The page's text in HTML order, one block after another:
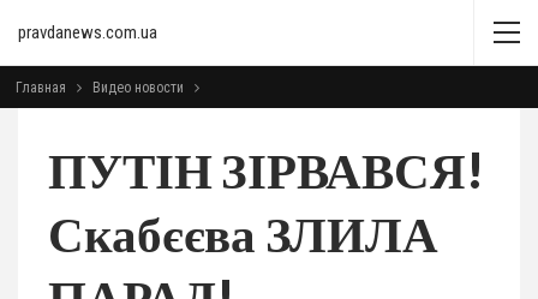
pravdanews.com.ua
Главная Видео новости
ПУТІН ЗІРВАВСЯ!
Скабєєва ЗЛИЛА